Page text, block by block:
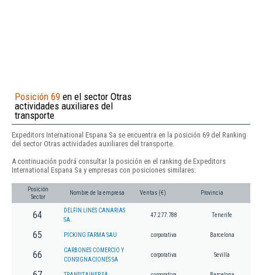
Posición 69 en el sector Otras
actividades auxiliares del
transporte
Expeditors International Espana Sa se encuentra en la posición 69 del Ranking
del sector Otras actividades auxiliares del transporte.
A continuación podrá consultar la posición en el ranking de Expeditors
International Espana Sa y empresas con posiciones similares:
Posición
Sector
Nombre de la empresa Ventas (€) Provincia
64
DELFIN LINES CANARIAS
SA.
47.277.788 Tenerife
65 PICKING FARMA SAU corporativa Barcelona
66
CARBONES COMERCIO Y
CONSIGNACIONES SA
corporativa Sevilla